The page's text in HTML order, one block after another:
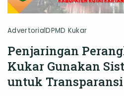
AdvertorialDPMD Kukar
Penjaringan
Kukar Gunakan
untuk Transparansi